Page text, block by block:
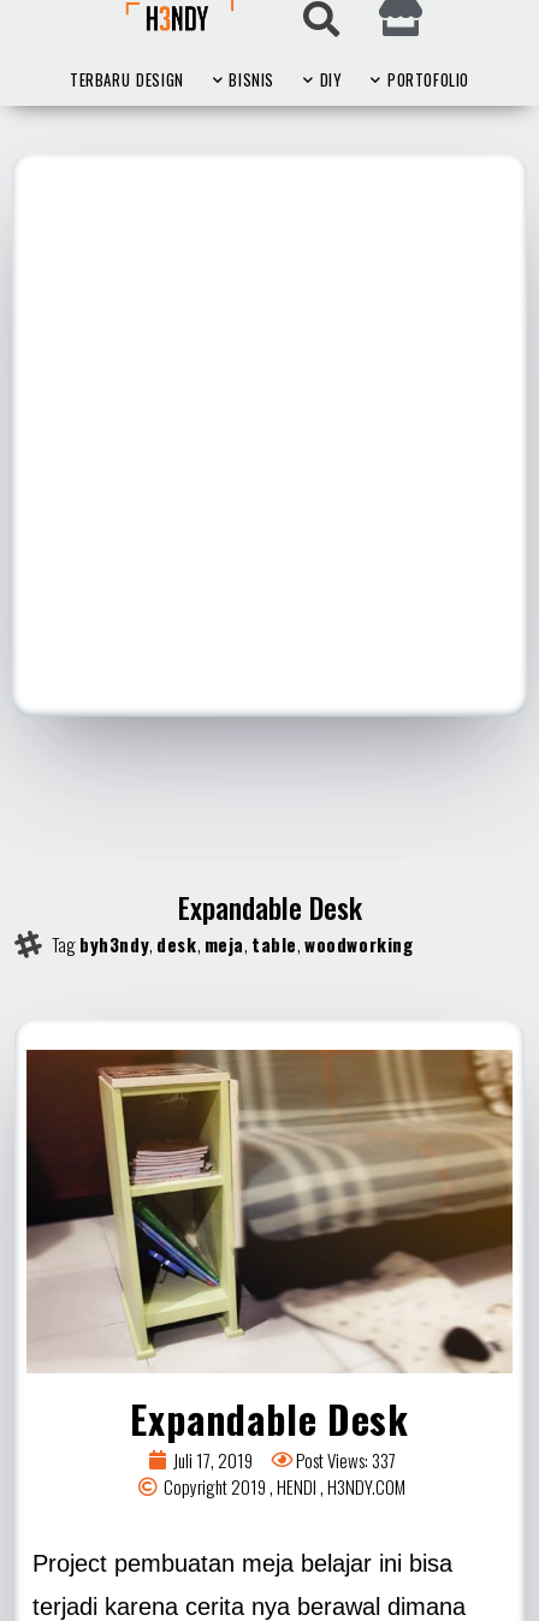
TERBARU DESIGN BISNIS DIY PORTOFOLIO
Expandable Desk
Tagbyh3ndy, desk, meja, table,woodworking
Expandable Desk
Juli 17, 2019
Post Views: 337
Copyright 2019 , HENDI , H3NDY.COM
Project pembuatan meja belajar ini bisa
terjadi karena cerita nya berawal dimana